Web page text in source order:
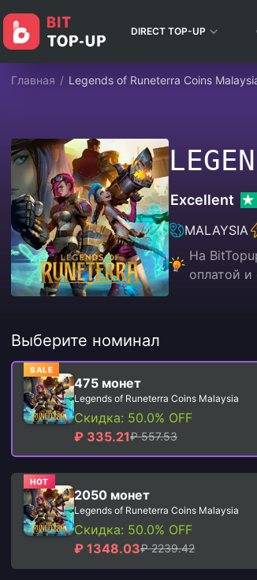
DIRECT TOP-UP
Главная / Legends of Runeterra Coins
Excellent
MALAYSIA
На
оплатой
Выберите номинал
SALE
475 монет
Legends of Runeterra Coins Malaysia
Скидка: 50.0% OFF
₽ 335.21₽ 557.53
HOT
2050 монет
Legends of Runeterra Coins Malaysia
Скидка: 50.0% OFF
₽ 1348.03₽ 2239.42